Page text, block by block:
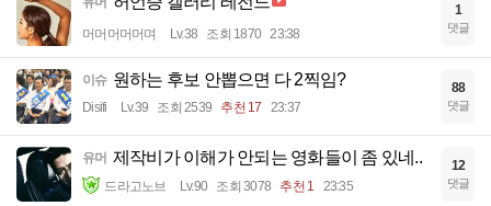
머머머머머며 Lv.38 조회 1870 23:38
1
댓글
이슈 원하는 후보 안뽑으면 다 2찍임?
Disifi Lv.39 조회 2539 추천 17 23:37
88
댓글
유머 제작비가 이해가 안되는 영화들이 좀 있네..
드라고노브 Lv.90 조회 3078 추천 1 23:35
12
댓글